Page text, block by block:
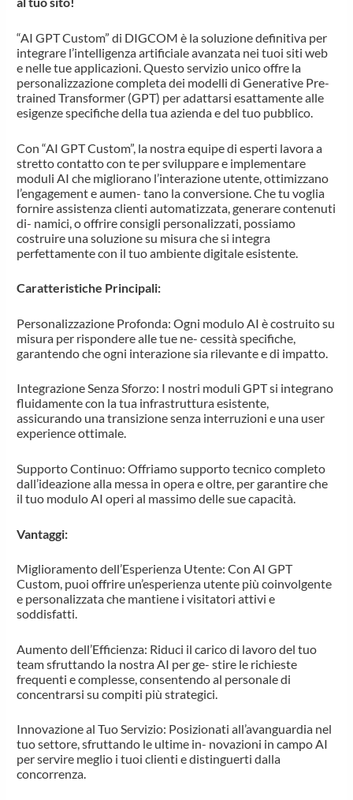
“AI GPT Custom” di DIGCOM è la soluzione definitiva per
integrare l’intelligenza artificiale avanzata nei tuoi siti web
e nelle tue applicazioni. Questo servizio unico offre la
personalizzazione completa dei modelli di Generative Pre-
trained Transformer (GPT) per adattarsi esattamente alle
esigenze specifiche della tua azienda e del tuo pubblico.
Con “AI GPT Custom”, la nostra equipe di esperti lavora a
stretto contatto con te per sviluppare e implementare
moduli AI che migliorano l’interazione utente, ottimizzano
l’engagement e aumen- tano la conversione. Che tu voglia
fornire assistenza clienti automatizzata, generare contenuti
di- namici, o offrire consigli personalizzati, possiamo
costruire una soluzione su misura che si integra
perfettamente con il tuo ambiente digitale esistente.
Caratteristiche Principali:
Personalizzazione Profonda: Ogni modulo AI è costruito su
misura per rispondere alle tue ne- cessità specifiche,
garantendo che ogni interazione sia rilevante e di impatto.
Integrazione Senza Sforzo: I nostri moduli GPT si integrano
fluidamente con la tua infrastruttura esistente,
assicurando una transizione senza interruzioni e una user
experience ottimale.
Supporto Continuo: Offriamo supporto tecnico completo
dall’ideazione alla messa in opera e oltre, per garantire che
il tuo modulo AI operi al massimo delle sue capacità.
Vantaggi:
Miglioramento dell’Esperienza Utente: Con AI GPT
Custom, puoi offrire un’esperienza utente più coinvolgente
e personalizzata che mantiene i visitatori attivi e
soddisfatti.
Aumento dell’Efficienza: Riduci il carico di lavoro del tuo
team sfruttando la nostra AI per ge- stire le richieste
frequenti e complesse, consentendo al personale di
concentrarsi su compiti più strategici.
Innovazione al Tuo Servizio: Posizionati all’avanguardia nel
tuo settore, sfruttando le ultime in- novazioni in campo AI
per servire meglio i tuoi clienti e distinguerti dalla
concorrenza.